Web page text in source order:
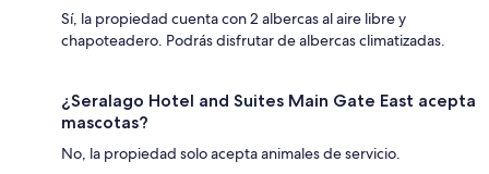
Sí, la propiedad cuenta con 2 albercas al aire libre y
chapoteadero. Podrás disfrutar de albercas climatizadas.
¿Seralago Hotel and Suites Main Gate East acepta
mascotas?
No, la propiedad solo acepta animales de servicio.